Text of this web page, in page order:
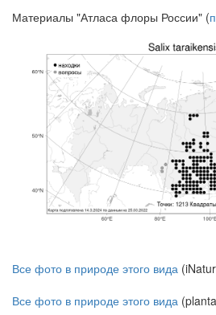
Материалы "Атласа флоры России" (
Все фото в природе этого вида
Все фото в природе этого вида